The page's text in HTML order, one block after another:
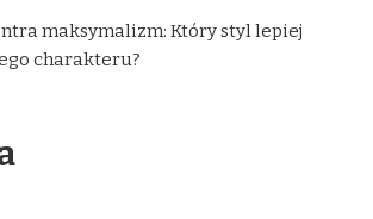
maksymalizm: Który styl lepiej
charakteru?